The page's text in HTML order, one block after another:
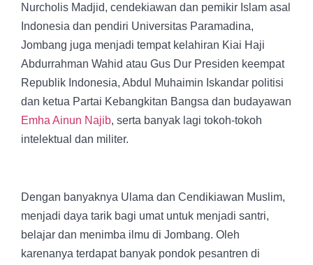
Nurcholis Madjid, cendekiawan dan pemikir Islam asal
Indonesia dan pendiri Universitas Paramadina,
Jombang juga menjadi tempat kelahiran Kiai Haji
Abdurrahman Wahid atau Gus Dur Presiden keempat
Republik Indonesia, Abdul Muhaimin Iskandar politisi
dan ketua Partai Kebangkitan Bangsa dan budayawan
Emha Ainun Najib, serta banyak lagi tokoh-tokoh
intelektual dan militer.
Dengan banyaknya Ulama dan Cendikiawan Muslim,
menjadi daya tarik bagi umat untuk menjadi santri,
belajar dan menimba ilmu di Jombang. Oleh
karenanya terdapat banyak pondok pesantren di